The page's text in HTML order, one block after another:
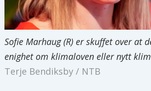
Sofie Marhaug (R) er skuffet over at
enighet om klimaloven eller nytt
Terje Bendiksby / NTB